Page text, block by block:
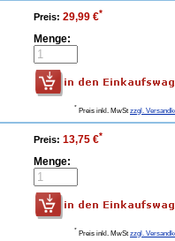
Preis: 29,99 €*
Menge:
* Preis inkl. MwSt zzgl.
Preis: 13,75 €*
Menge:
* Preis inkl. MwSt zzgl.